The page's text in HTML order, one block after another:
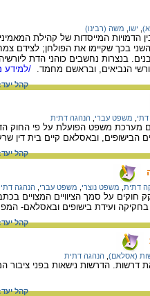
ישו משה (רבינו)
הדמויות המייסדות של קהילת
בכך שקיימו את הפולחן; לצידם
בנצרות נחשבים כוהני הדת
הנביאים, ובראשם מחמד.
/למידע
קהל
משפט עברי הנהגה דתית
משפט הפועלת על פי החוק
הבישופים, ובאסלאם קיים בית דין
קהל
דתית משפט נוצרי משפט עברי הנהגה
על סמך הציוויים המצויים
ועידת בישופים ובאסלאם-
קהל
(אסלאם) הנהגה דתית
הדרשות נישאות בפני ציבור
קהל